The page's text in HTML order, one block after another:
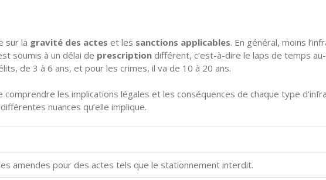
sur la gravité des actes et les sanctions applicables. En général, moins
soumis à un délai de prescription différent, c’est-à-dire le laps de temps
de 3 à 6 ans, et pour les crimes, il va de 10 à 20 ans.
les implications légales et les conséquences de chaque type
nuances qu’elle implique.
amendes pour des actes tels que le stationnement interdit.